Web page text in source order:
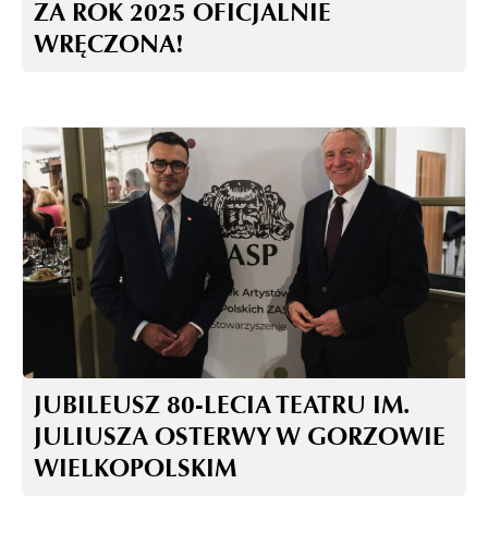
ZA ROK 2025 OFICJALNIE
WRĘCZONA!
JUBILEUSZ 80-LECIA TEATRU IM.
JULIUSZA OSTERWY W GORZOWIE
WIELKOPOLSKIM